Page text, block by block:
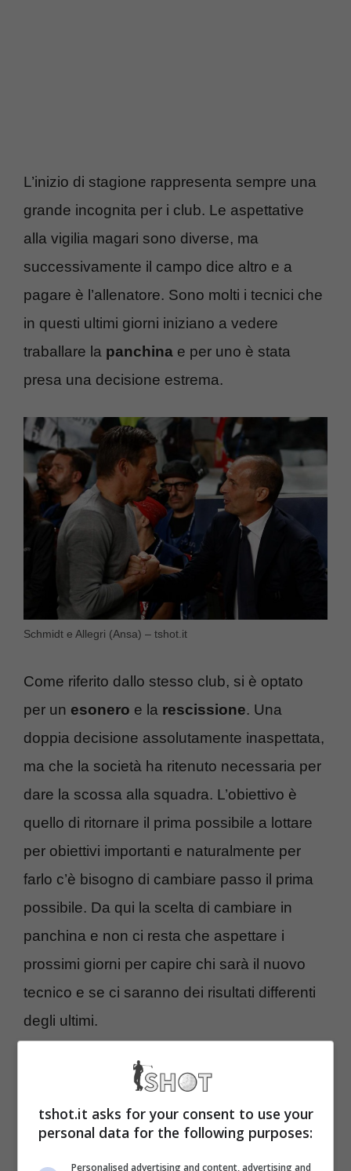
L’inizio di stagione rappresenta sempre una
grande incognita per i club. Le aspettative
alla vigilia magari sono diverse, ma
successivamente il campo dice altro e a
pagare è l’allenatore. Sono molti i tecnici che
in questi ultimi giorni iniziano a vedere
traballare la panchina e per uno è stata
presa una decisione estrema.
Schmidt e Allegri (Ansa) – tshot.it
Come riferito dallo stesso club, si è optato
per un esonero e la rescissione. Una
doppia decisione assolutamente inaspettata,
ma che la società ha ritenuto necessaria per
dare la scossa alla squadra. L’obiettivo è
quello di ritornare il prima possibile a lottare
per obiettivi importanti e naturalmente per
farlo c’è bisogno di cambiare passo il prima
possibile. Da qui la scelta di cambiare in
panchina e non ci resta che aspettare i
prossimi giorni per capire chi sarà il nuovo
tecnico e se ci saranno dei risultati differenti
degli ultimi.
Ribaltone in una big: si
cambia, i dettagli
I risultati di inizio stagione hanno
tshot.it asks for your consent to use your
personal data for the following purposes:
Personalised advertising and content, advertising and